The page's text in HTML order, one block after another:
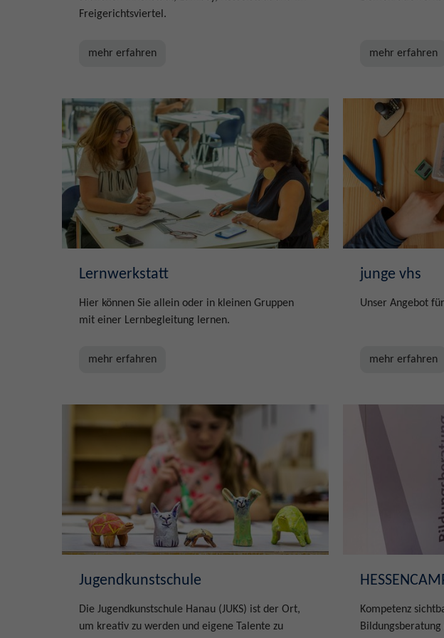
Freigerichtsviertel.
mehr erfahren mehr erfahren
Lernwerkstatt
Hier können Sie allein oder in kleinen Gruppen
mit einer Lernbegleitung lernen.
mehr erfahren
junge vhs
Unser Angebot
mehr erfahren
Jugendkunstschule
Die Jugendkunstschule Hanau (JUKS) ist der Ort,
um kreativ zu werden und eigene Talente zu
Kompetenz
Bildungsberatung